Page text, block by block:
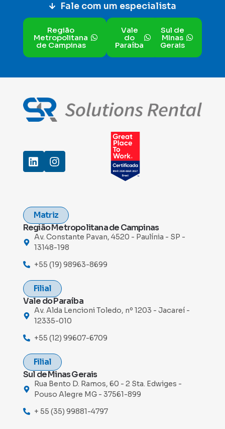
Fale com um especialista
Região
Metropolitana
de Campinas
Vale
do
Paraíba
Sul de
MInas
Gerais
Matriz
Região Metropolitana de Campinas
Av. Constante Pavan, 4520 - Paulínia - SP -
13148-198
+55 (19) 98963-8699
Filial
Vale do Paraíba
Av. Alda Lencioni Toledo, nº 1203 - Jacareí -
12335-010
+55 (12) 99607-6709
Filial
Sul de Minas Gerais
Rua Bento D. Ramos, 60 - 2 Sta. Edwiges -
Pouso Alegre MG - 37561-899
+ 55 (35) 99881-4797